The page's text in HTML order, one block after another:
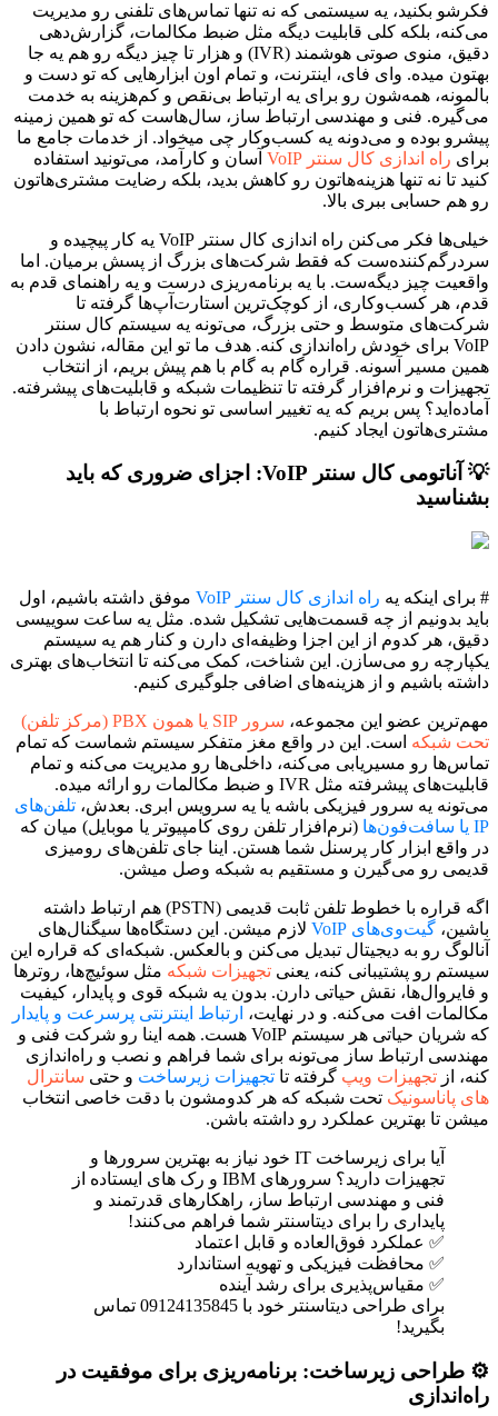
فکرشو بکنید، یه سیستمی که نه تنها تماس‌های تلفنی رو مدیریت
می‌کنه، بلکه کلی قابلیت دیگه مثل ضبط مکالمات، گزارش‌دهی
دقیق، منوی صوتی هوشمند (IVR) و هزار تا چیز دیگه رو هم یه جا
بهتون میده. وای فای، اینترنت، و تمام اون ابزارهایی که تو دست و
بالمونه، همه‌شون رو برای یه ارتباط بی‌نقص و کم‌هزینه به خدمت
می‌گیره. فنی و مهندسی ارتباط ساز، سال‌هاست که تو همین زمینه
پیشرو بوده و می‌دونه یه کسب‌وکار چی میخواد. از خدمات جامع ما
برای راه اندازی کال سنتر VoIP
آسان و کارآمد، می‌تونید استفاده
کنید تا نه تنها هزینه‌هاتون رو کاهش بدید، بلکه رضایت مشتری‌هاتون
رو هم حسابی ببری بالا.
خیلی‌ها فکر می‌کنن راه اندازی کال سنتر VoIP یه کار پیچیده و
سردرگم‌کننده‌ست که فقط شرکت‌های بزرگ از پسش برمیان. اما
واقعیت چیز دیگه‌ست. با یه برنامه‌ریزی درست و یه راهنمای قدم به
قدم، هر کسب‌وکاری، از کوچک‌ترین استارت‌آپ‌ها گرفته تا
شرکت‌های متوسط و حتی بزرگ، می‌تونه یه سیستم کال سنتر
VoIP برای خودش راه‌اندازی کنه. هدف ما تو این مقاله، نشون دادن
همین مسیر آسونه. قراره گام به گام با هم پیش بریم، از انتخاب
تجهیزات و نرم‌افزار گرفته تا تنظیمات شبکه و قابلیت‌های پیشرفته.
آماده‌اید؟ پس بریم که یه تغییر اساسی تو نحوه ارتباط با
مشتری‌هاتون ایجاد کنیم.
💡 آناتومی کال سنتر VoIP: اجزای ضروری که باید
بشناسید
# برای اینکه یه راه اندازی کال سنتر VoIP
موفق داشته باشیم، اول
باید بدونیم از چه قسمت‌هایی تشکیل شده. مثل یه ساعت سوییسی
دقیق، هر کدوم از این اجزا وظیفه‌ای دارن و کنار هم یه سیستم
یکپارچه رو می‌سازن. این شناخت، کمک می‌کنه تا انتخاب‌های بهتری
داشته باشیم و از هزینه‌های اضافی جلوگیری کنیم.
مهم‌ترین عضو این مجموعه،
سرور SIP یا همون PBX (مرکز تلفن)
تحت شبکه است. این در واقع مغز متفکر سیستم شماست که تمام
تماس‌ها رو مسیریابی می‌کنه، داخلی‌ها رو مدیریت می‌کنه و تمام
قابلیت‌های پیشرفته مثل IVR و ضبط مکالمات رو ارائه میده.
می‌تونه یه سرور فیزیکی باشه یا یه سرویس ابری. بعدش، تلفن‌های
IP یا سافت‌فون‌ها
(نرم‌افزار تلفن روی کامپیوتر یا موبایل) میان که
در واقع ابزار کار پرسنل شما هستن. اینا جای تلفن‌های رومیزی
قدیمی رو می‌گیرن و مستقیم به شبکه وصل میشن.
اگه قراره با خطوط تلفن ثابت قدیمی (PSTN) هم ارتباط داشته
باشین، گیت‌وی‌های VoIP
لازم میشن. این دستگاه‌ها سیگنال‌های
آنالوگ رو به دیجیتال تبدیل می‌کنن و بالعکس. شبکه‌ای که قراره این
سیستم رو پشتیبانی کنه، یعنی تجهیزات شبکه مثل سوئیچ‌ها، روترها
و فایروال‌ها، نقش حیاتی دارن. بدون یه شبکه قوی و پایدار، کیفیت
مکالمات افت می‌کنه. و در نهایت، ارتباط اینترنتی پرسرعت و پایدار
که شریان حیاتی هر سیستم VoIP هست. همه اینا رو شرکت فنی و
مهندسی ارتباط ساز می‌تونه برای شما فراهم و نصب و راه‌اندازی
کنه، از تجهیزات ویپ گرفته تا تجهیزات زیرساخت و حتی سانترال
های پاناسونیک تحت شبکه که هر کدومشون با دقت خاصی انتخاب
میشن تا بهترین عملکرد رو داشته باشن.
آیا برای زیرساخت IT خود نیاز به بهترین سرورها و
تجهیزات دارید؟ سرورهای IBM و رک های ایستاده از
فنی و مهندسی ارتباط ساز، راهکارهای قدرتمند و
پایداری را برای دیتاسنتر شما فراهم می‌کنند!
✅ عملکرد فوق‌العاده و قابل اعتماد
✅ محافظت فیزیکی و تهویه استاندارد
✅ مقیاس‌پذیری برای رشد آینده
برای طراحی دیتاسنتر خود با 09124135845 تماس
بگیرید!
⚙️ طراحی زیرساخت: برنامه‌ریزی برای موفقیت در
راه‌اندازی